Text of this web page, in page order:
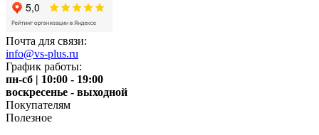
Почта для связи:
info@vs-plus.ru
График работы:
пн-сб | 10:00 - 19:00
воскресенье - выходной
Покупателям
Полезное